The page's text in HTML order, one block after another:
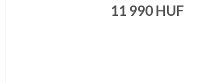
11 990 HUF